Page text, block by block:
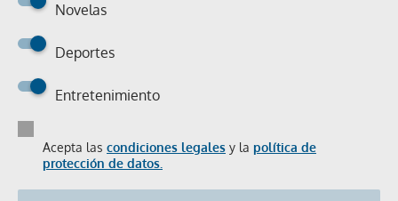
Novelas
Deportes
Entretenimiento
Acepta las condiciones legales y la política de
protección de datos.